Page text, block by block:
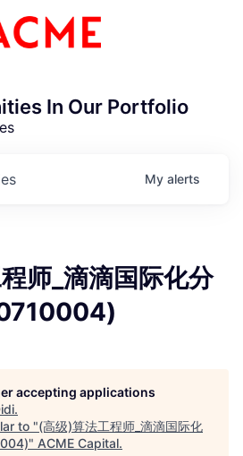
Homepage
In Our Portfolio
My alerts
师_滴滴国际化分
accepting applications
.
to "(高级)算法工程师_滴滴国际化
" ACME Capital.